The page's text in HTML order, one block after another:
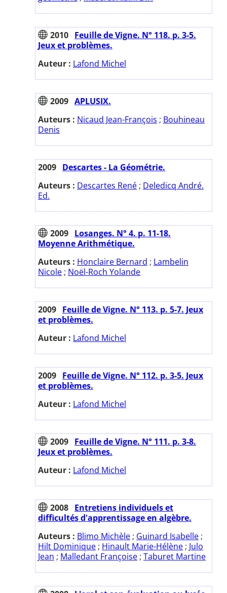
2010 Feuille de Vigne. N° 118. p. 3-5.
Jeux et problèmes.
Auteur : Lafond Michel
2009 APLUSIX.
Auteurs : Nicaud Jean-François ; Bouhineau
Denis
2009 Descartes - La Géométrie.
Auteurs : Descartes René ; Deledicq André.
Ed.
2009 Losanges. N° 4. p. 11-18.
Moyenne Arithmétique.
Auteurs : Honclaire Bernard ; Lambelin
Nicole ; Noël-Roch Yolande
2009 Feuille de Vigne. N° 113. p. 5-7. Jeux
et problèmes.
Auteur : Lafond Michel
2009 Feuille de Vigne. N° 112. p. 3-5. Jeux
et problèmes.
Auteur : Lafond Michel
2009 Feuille de Vigne. N° 111. p. 3-8.
Jeux et problèmes.
Auteur : Lafond Michel
2008 Entretiens individuels et
difficultés d'apprentissage en algèbre.
Auteurs : Blimo Michèle ; Guinard Isabelle ;
Hilt Dominique ; Hinault Marie-Hélène ; Julo
Jean ; Malledant Françoise ; Taburet Martine